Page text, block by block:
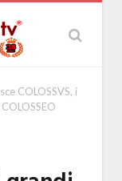
COLOSSVS, i